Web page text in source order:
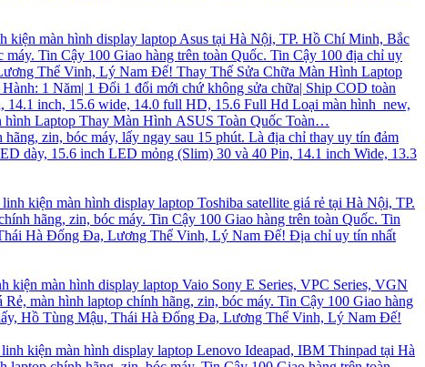
kiện màn hình display laptop Asus tại Hà Nội, TP. Hồ Chí Minh, Bắc
Tin Cậy 100 Giao hàng trên toàn Quốc. Tin Cậy 100 địa chỉ uy
Thể Vinh, Lý Nam Đế! Thay Thế Sửa Chữa Màn Hình Laptop
1 Năm| 1 Đổi 1 đổi mới chứ không sửa chữa| Ship COD toàn
inch, 15.6 wide, 14.0 full HD, 15.6 Full Hd Loại màn hình new,
Laptop Thay Màn Hình ASUS Toàn Quốc Toàn…
zin, bóc máy, lấy ngay sau 15 phút. Là địa chỉ thay uy tín đảm
dày, 15.6 inch LED mỏng (Slim) 30 và 40 Pin, 14.1 inch Wide, 13.3
kiện màn hình display laptop Toshiba satellite giá rẻ tại Hà Nội, TP.
hãng, zin, bóc máy. Tin Cậy 100 Giao hàng trên toàn Quốc. Tin
Hà Đống Đa, Lương Thể Vinh, Lý Nam Đế! Địa chỉ uy tín nhất
kiện màn hình display laptop Vaio Sony E Series, VPC Series, VGN
màn hình laptop chính hãng, zin, bóc máy. Tin Cậy 100 Giao hàng
Hồ Tùng Mậu, Thái Hà Đống Đa, Lương Thể Vinh, Lý Nam Đế!
kiện màn hình display laptop Lenovo Ideapad, IBM Thinpad tại Hà